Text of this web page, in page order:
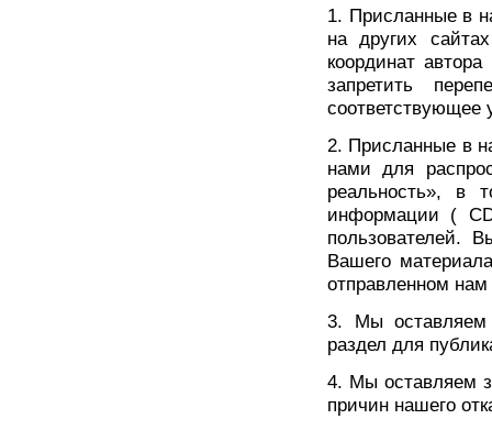
1. Присланные в
на других
координат
запретить
соответствующее
2. Присланные в
нами для
реальность», в
информации (
пользователей.
Вашего
отправленном
3. Мы оставляем
раздел для
4. Мы оставляем
причин нашего